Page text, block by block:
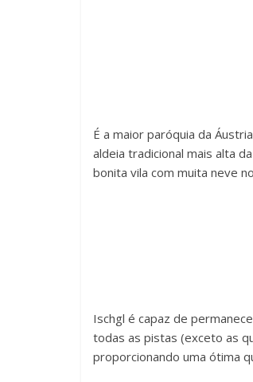
É a maior paróquia da
aldeia tradicional mais alta
bonita vila com muita neve
Ischgl é capaz de
todas as pistas (exceto as
proporcionando uma ótima